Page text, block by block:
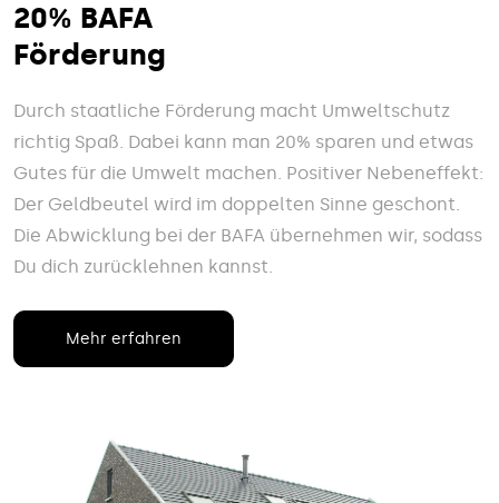
20% BAFA
Förderung
Durch staatliche Förderung macht Umweltschutz
richtig Spaß. Dabei kann man 20% sparen und etwas
Gutes für die Umwelt machen. Positiver Nebeneffekt:
Der Geldbeutel wird im doppelten Sinne geschont.
Die Abwicklung bei der BAFA übernehmen wir, sodass
Du dich zurücklehnen kannst.
Mehr erfahren